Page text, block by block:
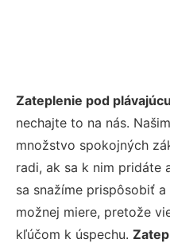
Zateplenie pod
nechajte to na nás.
množstvo spokojných
radi, ak sa k nim pridáte
sa snažíme prispôsobiť
možnej miere, pretože
kľúčom k úspechu.